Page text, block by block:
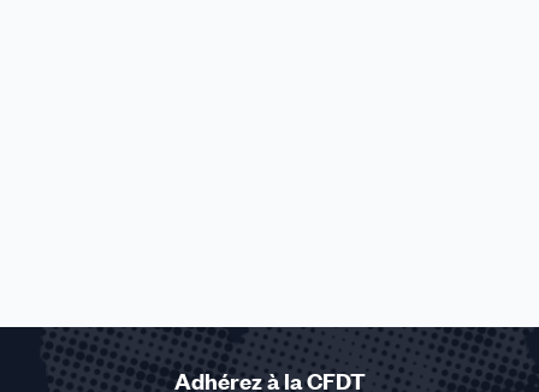
Adhérez à la CFDT